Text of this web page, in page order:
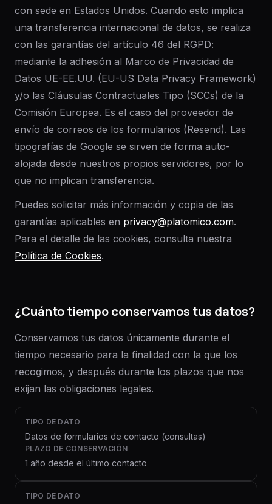
con sede en Estados Unidos. Cuando esto implica
una transferencia internacional de datos, se realiza
con las garantías del artículo 46 del RGPD:
mediante la adhesión al Marco de Privacidad de
Datos UE-EE.UU. (EU-US Data Privacy Framework)
y/o las Cláusulas Contractuales Tipo (SCCs) de la
Comisión Europea. Es el caso del proveedor de
envío de correos de los formularios (Resend). Las
tipografías de Google se sirven de forma auto-
alojada desde nuestros propios servidores, por lo
que no implican transferencia.
Puedes solicitar más información y copia de las
garantías aplicables en privacy@platomico.com.
Para el detalle de las cookies, consulta nuestra
Política de Cookies.
¿Cuánto tiempo conservamos tus datos?
Conservamos tus datos únicamente durante el
tiempo necesario para la finalidad con la que los
recogimos, y después durante los plazos que nos
exijan las obligaciones legales.
TIPO DE DATO
Datos de formularios de contacto (consultas)
PLAZO DE CONSERVACIÓN
1 año desde el último contacto
TIPO DE DATO